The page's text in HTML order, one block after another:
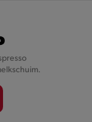
spuitwater en